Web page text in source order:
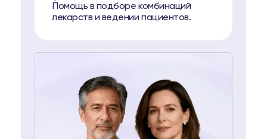
Помощь в подборе комбинаций
лекарств и ведении пациентов.